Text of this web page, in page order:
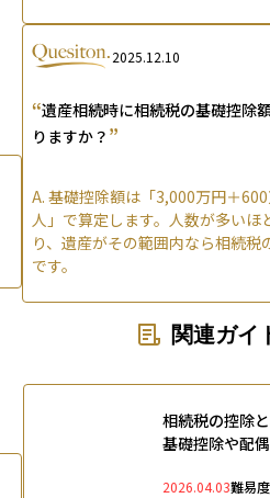
2025.12.10
“遺産相続時に相続税の基礎控除
りますか？ ”
A. 基礎控除額は「3,000万円＋
人」で算定します。人数が多いほ
り、遺産がその範囲内なら相続税
です。
関連ガイ
相続税の控除
基礎控除や配
2026.04.03難易